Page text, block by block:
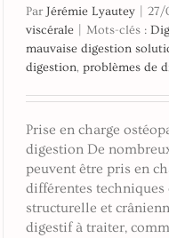
Par Jérémie Lyautey 27/
viscérale
Mots-clés :
mauvaise digestion
digestion, problèmes de
Prise en charge
digestion De
peuvent être pris en
différentes
structurelle et
digestif à traiter,